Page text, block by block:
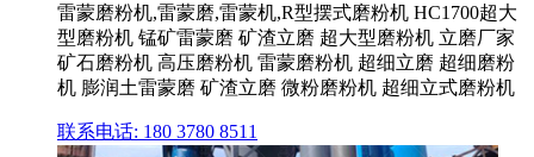
雷蒙磨粉机,雷蒙磨,雷蒙机,R型摆式磨粉机 HC1700超大
型磨粉机 锰矿雷蒙磨 矿渣立磨 超大型磨粉机 立磨厂家
矿石磨粉机 高压磨粉机 雷蒙磨粉机 超细立磨 超细磨粉
机 膨润土雷蒙磨 矿渣立磨 微粉磨粉机 超细立式磨粉机
联系电话: 180 3780 8511